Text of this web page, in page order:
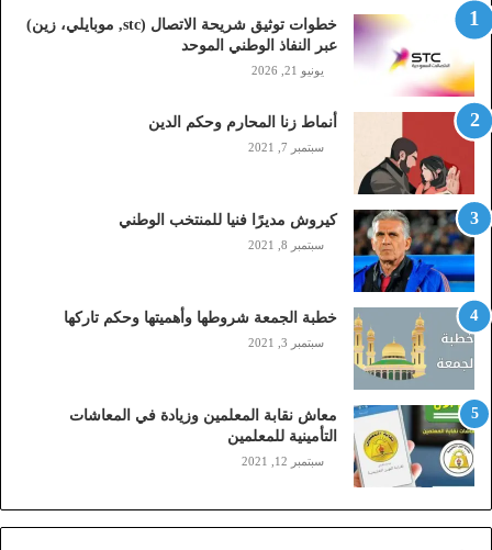
ت
ص
ل
(
s
,
م
و
ب
ا
ي
ل
ي
ز
ي
ن
)
خطوات توثيق شريحة الاتصال (stc, موبايلي، زين)
عبر النفاذ الوطني الموحد
يونيو 21, 2026
أنماط زنا المحارم وحكم الدين
سبتمبر 7, 2021
كيروش مديرًا فنيا للمنتخب الوطني
سبتمبر 8, 2021
خطبة الجمعة شروطها وأهميتها وحكم تاركها
سبتمبر 3, 2021
معاش نقابة المعلمين وزيادة في المعاشات
التأمينية للمعلمين
سبتمبر 12, 2021